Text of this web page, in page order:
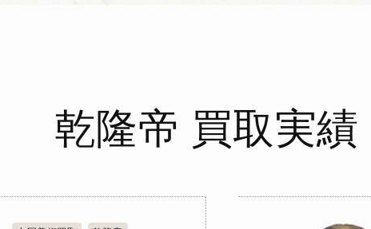
乾隆帝 買取実績